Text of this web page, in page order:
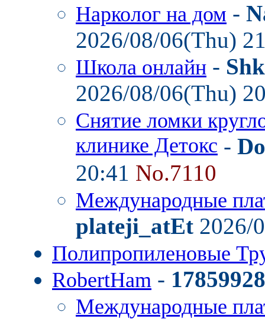
Нарколог на дом -
2026/08/06(Thu)
Школа онлайн -
2026/08/06(Thu)
Снятие ломки
клинике Детокс -
20:41 No.7110
Международные
plateji_atEt 2026/
Полипропиленовые
RobertHam -
Международные